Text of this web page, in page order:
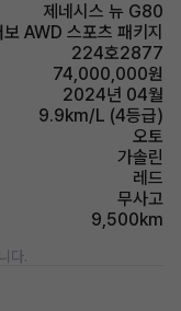
제네시스 뉴 G80
AWD 스포츠 패키지
224호2877
74,000,000원
2024년 04월
9.9km/L (4등급)
오토
가솔린
레드
무사고
9,500km
다.